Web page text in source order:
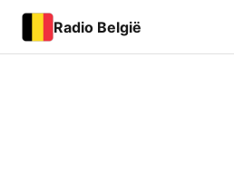
Radio België